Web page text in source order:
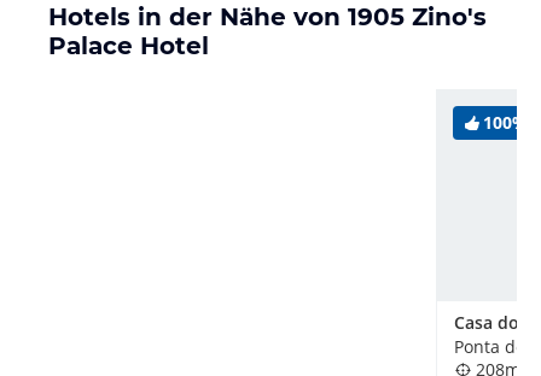
Hotels in der Nähe von 1905 Zino's
Palace Hotel
100%
Casa do
Ponta do
208m